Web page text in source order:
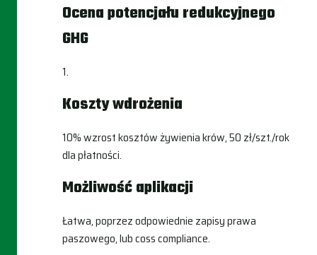
Ocena potencjału redukcyjnego
GHG
1.
Koszty wdrożenia
10% wzrost kosztów żywienia krów, 50 zł/szt./rok
dla płatności.
Możliwość aplikacji
Łatwa, poprzez odpowiednie zapisy prawa
paszowego, lub coss compliance.